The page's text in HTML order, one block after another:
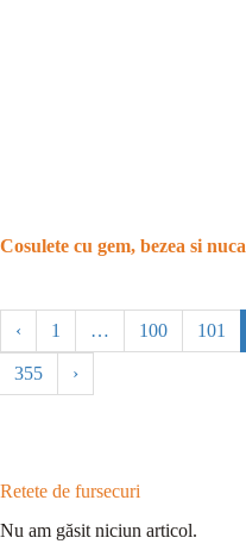
Cosulete cu gem, bezea si nuca
‹ 1 … 100 101
355 ›
Retete de fursecuri
Nu am găsit niciun articol.